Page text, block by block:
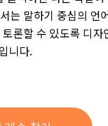
말하기 중심의 언
론할 수 있도록 디자
니다.